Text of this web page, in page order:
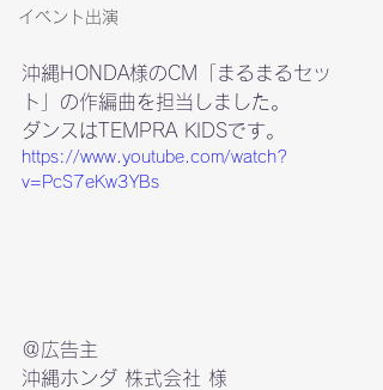
イベント出演
沖縄HONDA様のCM「まるまるセッ
ト」の作編曲を担当しました。
ダンスはTEMPRA KIDSです。
https://www.youtube.com/watch?
v=PcS7eKw3YBs
沖縄ホンダ 株式会社 様